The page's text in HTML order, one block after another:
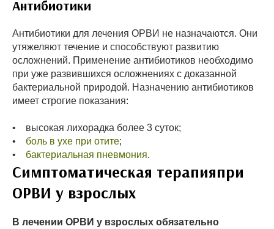
Антибиотики
Антибиотики для лечения ОРВИ не назначаются. Они
утяжеляют течение и способствуют развитию
осложнений. Применение антибиотиков необходимо
при уже развившихся осложнениях с доказанной
бактериальной природой. Назначению антибиотиков
имеет строгие показания:
• высокая лихорадка более 3 суток;
• боль в ухе при отите;
• бактериальная пневмония.
Симптоматическая терапияпри
ОРВИ у взрослых
В лечении ОРВИ у взрослых обязательно